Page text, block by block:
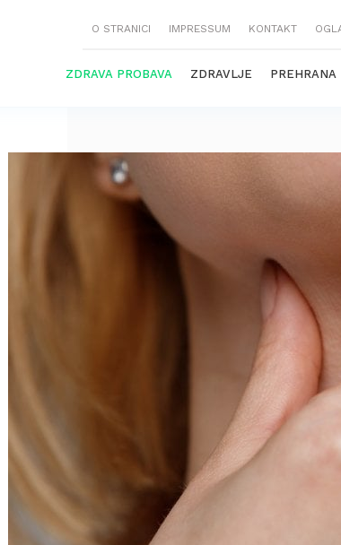
O STRANICI IMPRESSUM KONTAKT
ZDRAVA PROBAVA ZDRAVLJE PREHRANA